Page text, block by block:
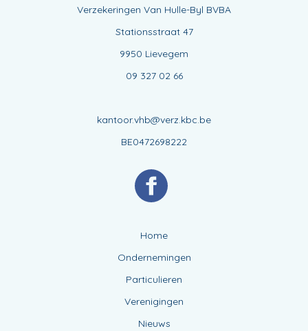
Verzekeringen Van Hulle-Byl BVBA
Stationsstraat 47
9950 Lievegem
09 327 02 66
kantoor.vhb@verz.kbc.be
BE0472698222
Home
Ondernemingen
Particulieren
Verenigingen
Nieuws